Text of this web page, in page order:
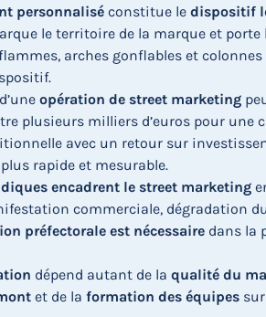
personnaliséconstitue le dispositif
le territoire de la marque et porte
arches gonflables et
opération de street marketing
plusieurs milliers d’euros pour une
avec un retour sur
rapide et mesurable.
encadrent le street marketing
commerciale, dégradation
préfectorale est nécessairedans la
dépend autant de la qualité du
et de la formation des équipessur